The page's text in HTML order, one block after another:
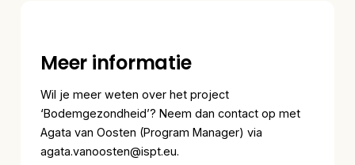
Meer informatie
Wil je meer weten over het project
‘Bodemgezondheid’? Neem dan contact op met
Agata van Oosten (Program Manager) via
agata.vanoosten@ispt.eu.